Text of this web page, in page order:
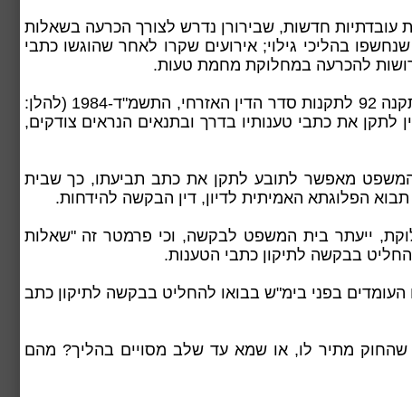
עובדתיות חדשות, שבירורן נדרש לצורך הכרעה בשאלות
בהליכי גילוי; אירועים שקרו לאחר שהוגשו כתבי
להכרעה במחלוקת מחמת טעות.
הדרך לשנות את חזית הדיון, מקום שהשינוי אינו מוסכם על הצד שכנגד, היא להגיש בקשה לתיקון של כתב הטענות. תקנה 92 לתקנות סדר הדין האזרחי, התשמ"ד-1984 (להלן:
את כתבי טענותיו בדרך ובתנאים הנראים צודקים,
מאפשר לתובע לתקן את כתב תביעתו, כך שבית
הפלוגתא האמיתית לדיון, דין הבקשה להידחות.
ייעתר בית המשפט לבקשה, וכי פרמטר זה "שאלות
בבקשה לתיקון כתבי הטענות.
בפני בימ"ש בבואו להחליט בבקשה לתיקון כתב
מתיר לו, או שמא עד שלב מסויים בהליך? מהם